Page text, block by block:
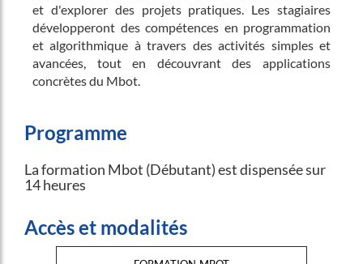
et d'explorer des projets pratiques. Les stagiaires
développeront des compétences en programmation
et algorithmique à travers des activités simples et
avancées, tout en découvrant des applications
concrètes du Mbot.
Programme
La formation Mbot (Débutant) est dispensée sur
14 heures
Accès et modalités